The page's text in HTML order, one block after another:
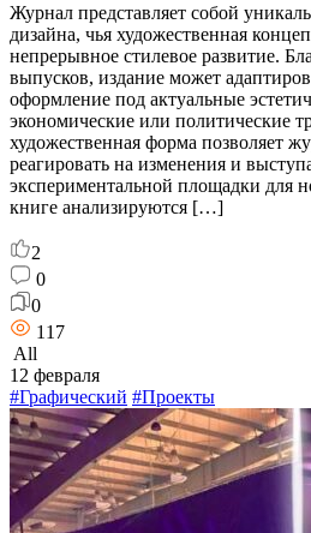
Журнал представляет собой
дизайна, чья художественная
непрерывное стилевое развитие.
выпусков, издание может
оформление под актуальные
экономические или политические
художественная форма позволяет
реагировать на изменения и
экспериментальной площадки для
книге анализируются […]
2
0
0
117
All
12 февраля
#Графический #Проекты